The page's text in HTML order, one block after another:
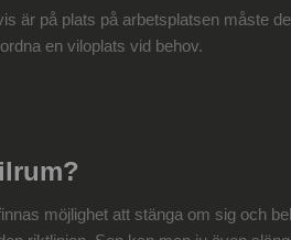
är på plats på arbetsplatsen måste
en viloplats vid behov.
möjlighet att stänga om sig och